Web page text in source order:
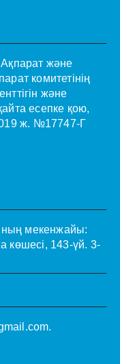
Ақпарат және
комитетінің
және
есепке қою,
ж. №17747-Г
мекенжайы:
көшесі, 143-үй. 3-
.